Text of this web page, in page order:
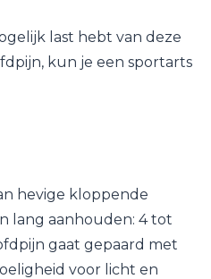
last hebt van deze
kun je een sportarts
hevige kloppende
lang aanhouden: 4 tot
gaat gepaard met
voor licht en